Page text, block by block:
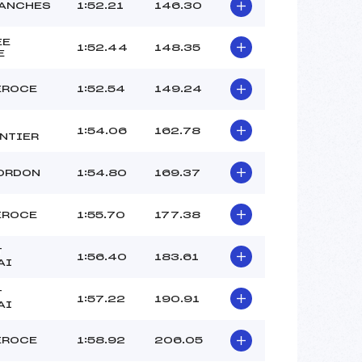
ROUSO EDGAR (MB)
:
-8
1:52.21 146.30
1:52.44 148.35
1:52.54 149.24
1:54.06 162.78
1:54.80 169.37
1:55.70 177.38
1:56.40 183.61
1:57.22 190.91
1:58.92 206.05